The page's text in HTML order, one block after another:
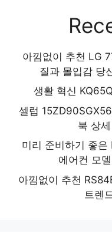
아낌없이 추천 LG
질과 몰입감 당
생활 혁신
셀럽
북 상
미리 준비하기 좋
에어컨 모
아낌없이 추천
트렌